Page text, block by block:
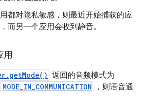
都对隐私敏感，则最近开始捕获的应
而另一个应用会收到静音。
用
返回的音频模式为
MODE_IN_COMMUNICATION
，则语音通